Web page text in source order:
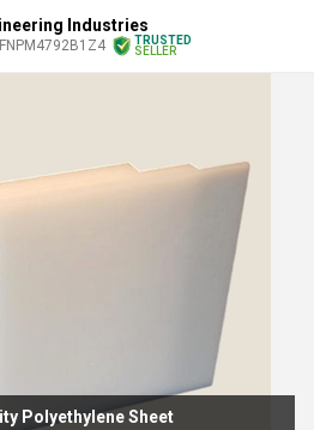
Industries
TRUSTED
SELLER
Polyethylene Sheet